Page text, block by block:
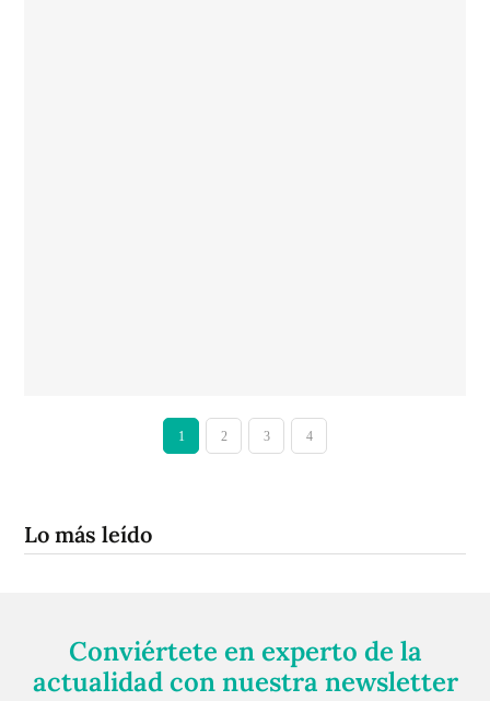
1 2 3 4
Lo más leído
Conviértete en experto de la
actualidad con nuestra newsletter